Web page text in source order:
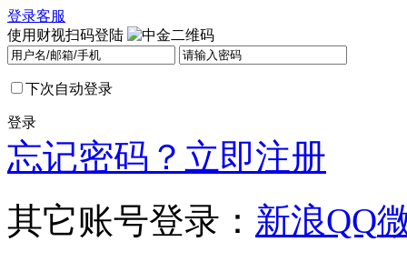
登录客服
使用财视扫码登陆
下次自动登录
登录
忘记密码？ 立即注册
其它账号登录： 新浪QQ